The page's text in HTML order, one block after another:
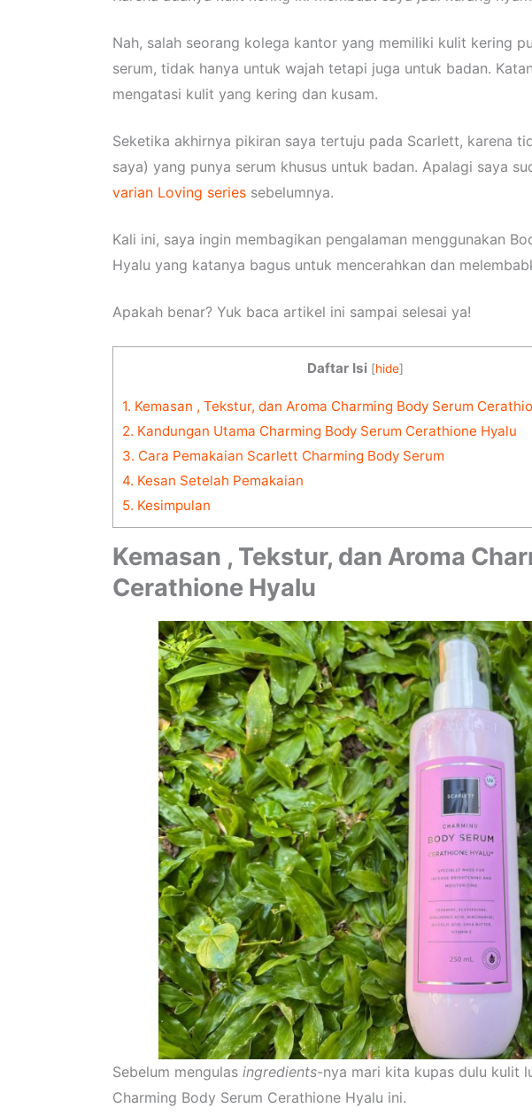
Nah, salah seorang kolega kantor yang memiliki kulit kering
serum, tidak hanya untuk wajah tetapi juga untuk badan.
mengatasi kulit yang kering dan kusam.
Seketika akhirnya pikiran saya tertuju pada Scarlett, karena
saya) yang punya serum khusus untuk badan. Apalagi saya
varian Loving seriessebelumnya.
Kali ini, saya ingin membagikan pengalaman menggunakan
Hyalu yang katanya bagus untuk mencerahkan dan
Apakah benar? Yuk baca artikel ini sampai selesai ya!
Daftar Isi [hide]
1. Kemasan , Tekstur, dan Aroma Charming Body Serum
2. Kandungan Utama Charming Body Serum Cerathione Hyalu
3. Cara Pemakaian Scarlett Charming Body Serum
4. Kesan Setelah Pemakaian
5. Kesimpulan
Kemasan , Tekstur, dan Aroma
Cerathione Hyalu
Sebelum mengulas ingredients-nya mari kita kupas dulu kulit
Charming Body Serum Cerathione Hyalu ini.